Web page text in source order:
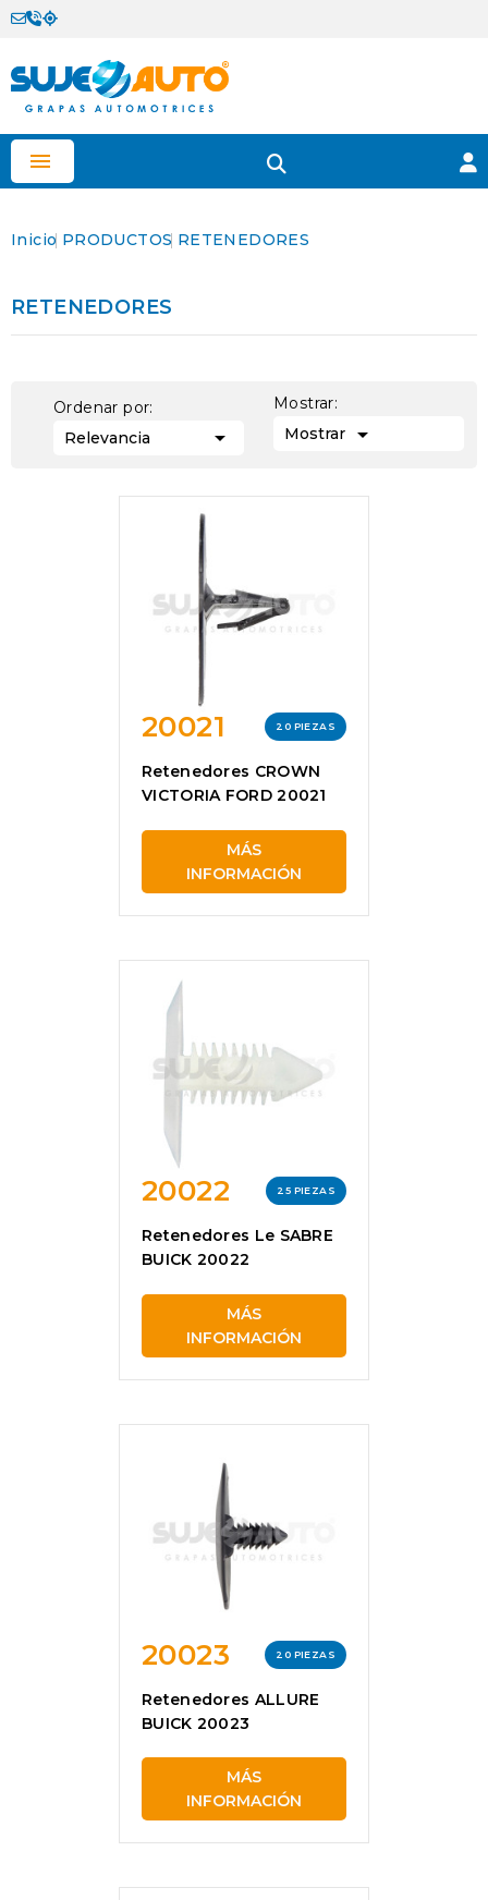

Inicio PRODUCTOS RETENEDORES
RETENEDORES
Ordenar por:
Relevancia

Mostrar:
Mostrar

20021 20 PIEZAS
Retenedores CROWN
VICTORIA FORD 20021
MÁS
INFORMACIÓN
20022 25 PIEZAS
Retenedores Le SABRE
BUICK 20022
MÁS
INFORMACIÓN
20023 20 PIEZAS
Retenedores ALLURE
BUICK 20023
MÁS
INFORMACIÓN